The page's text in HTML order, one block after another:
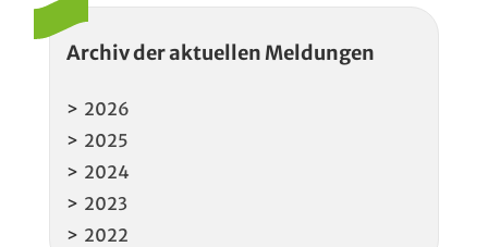
Archiv der aktuellen Meldungen
2026
2025
2024
2023
2022